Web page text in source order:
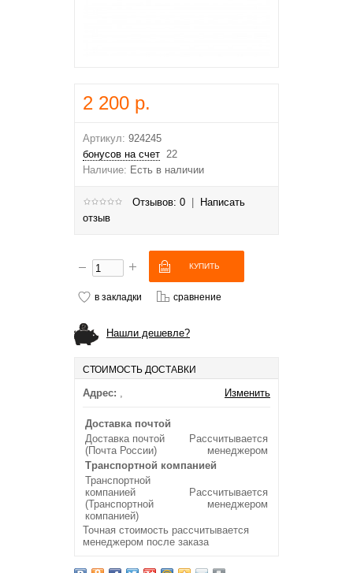
2 200 р.
Артикул: 924245
бонусов на счет 22
Наличие: Есть в наличии
Отзывов: 0
Написать
отзыв
в закладки сравнение
Нашли дешевле?
СТОИМОСТЬ ДОСТАВКИ
Адрес: , Изменить
Доставка почтой
Доставка почтой
(Почта России)
Рассчитывается
менеджером
Транспортной компанией
Транспортной
компанией
(Транспортной
компанией)
Рассчитывается
менеджером
Точная стоимость рассчитывается
менеджером после заказа